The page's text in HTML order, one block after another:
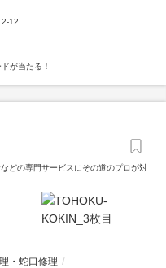
2-12
が当たる！
どの専門サービスにその道のプロが対
・蛇口修理